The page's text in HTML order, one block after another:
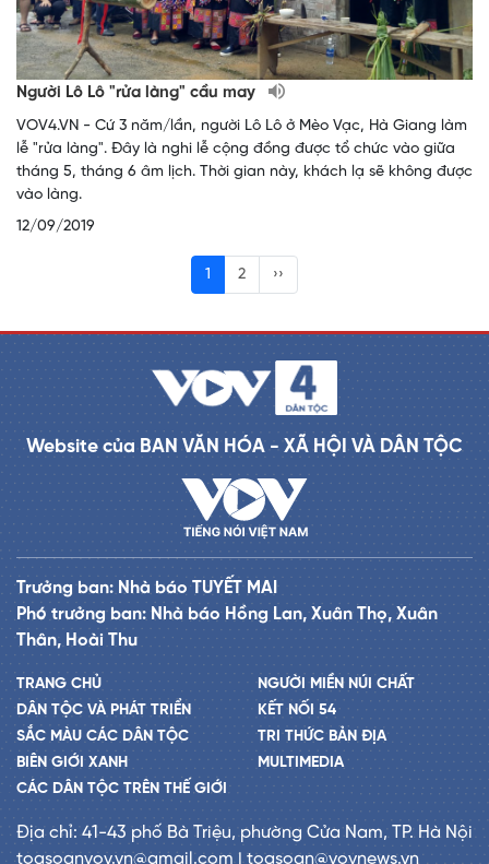
Người Lô Lô "rửa làng" cầu may
VOV4.VN - Cứ 3 năm/lần, người Lô Lô ở Mèo Vạc, Hà Giang làm
lễ "rửa làng". Đây là nghi lễ cộng đồng được tổ chức vào giữa
tháng 5, tháng 6 âm lịch. Thời gian này, khách lạ sẽ không được
vào làng.
12/09/2019
1 2 ››
Website của BAN VĂN HÓA - XÃ HỘI VÀ DÂN TỘC
Trưởng ban: Nhà báo TUYẾT MAI
Phó trưởng ban: Nhà báo Hồng Lan, Xuân Thọ, Xuân
Thân, Hoài Thu
TRANG CHỦ
DÂN TỘC VÀ PHÁT TRIỂN
SẮC MÀU CÁC DÂN TỘC
BIÊN GIỚI XANH
CÁC DÂN TỘC TRÊN THẾ GIỚI
NGƯỜI MIỀN NÚI CHẤT
KẾT NỐI 54
TRI THỨC BẢN ĐỊA
MULTIMEDIA
Địa chỉ: 41-43 phố Bà Triệu, phường Cửa Nam, TP. Hà Nội
toasoanvov.vn@gmail.com | toasoan@vovnews.vn